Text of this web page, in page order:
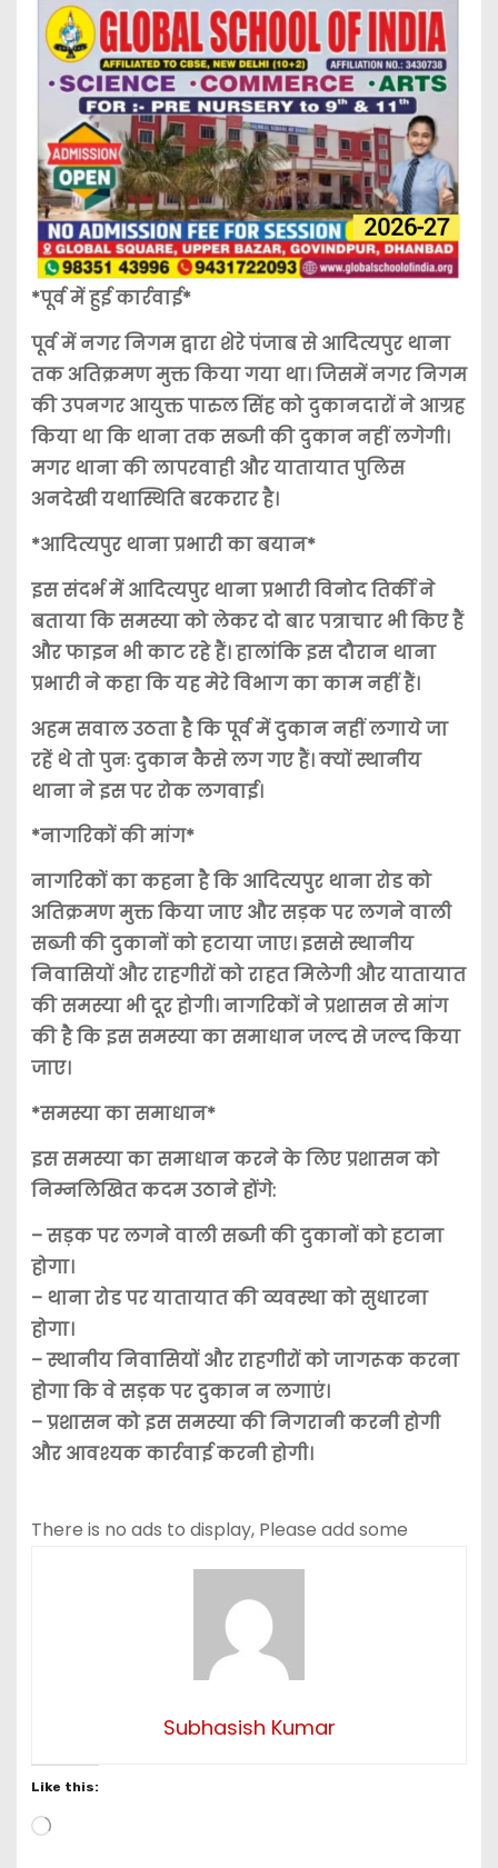
*पूर्व में हुई कार्रवाई*
पूर्व में नगर निगम द्वारा शेरे पंजाब से आदित्यपुर थाना
तक अतिक्रमण मुक्त किया गया था। जिसमें नगर निगम
की उपनगर आयुक्त पारुल सिंह को दुकानदारों ने आग्रह
किया था कि थाना तक सब्जी की दुकान नहीं लगेगी।
मगर थाना की लापरवाही और यातायात पुलिस
अनदेखी यथास्थिति बरकरार है।
*आदित्यपुर थाना प्रभारी का बयान*
इस संदर्भ में आदित्यपुर थाना प्रभारी विनोद तिर्की ने
बताया कि समस्या को लेकर दो बार पत्राचार भी किए हैं
और फाइन भी काट रहे हैं। हालांकि इस दौरान थाना
प्रभारी ने कहा कि यह मेरे विभाग का काम नहीं हैं।
अहम सवाल उठता है कि पूर्व में दुकान नहीं लगाये जा
रहें थे तो पुनः दुकान कैसे लग गए हैं। क्यों स्थानीय
थाना ने इस पर रोक लगवाई।
*नागरिकों की मांग*
नागरिकों का कहना है कि आदित्यपुर थाना रोड को
अतिक्रमण मुक्त किया जाए और सड़क पर लगने वाली
सब्जी की दुकानों को हटाया जाए। इससे स्थानीय
निवासियों और राहगीरों को राहत मिलेगी और यातायात
की समस्या भी दूर होगी। नागरिकों ने प्रशासन से मांग
की है कि इस समस्या का समाधान जल्द से जल्द किया
जाए।
*समस्या का समाधान*
इस समस्या का समाधान करने के लिए प्रशासन को
निम्नलिखित कदम उठाने होंगे:
– सड़क पर लगने वाली सब्जी की दुकानों को हटाना
होगा।
– थाना रोड पर यातायात की व्यवस्था को सुधारना
होगा।
– स्थानीय निवासियों और राहगीरों को जागरूक करना
होगा कि वे सड़क पर दुकान न लगाएं।
– प्रशासन को इस समस्या की निगरानी करनी होगी
और आवश्यक कार्रवाई करनी होगी।
There is no ads to display, Please add some
Subhasish Kumar
Like this:
L